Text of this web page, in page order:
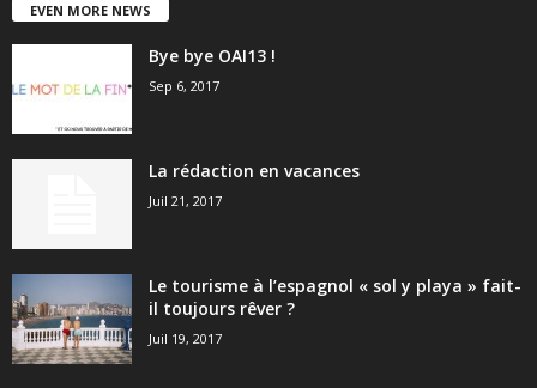
EVEN MORE NEWS
Bye bye OAI13 !
Sep 6, 2017
La rédaction en vacances
Juil 21, 2017
Le tourisme à l’espagnol « sol y playa » fait-
il toujours rêver ?
Juil 19, 2017